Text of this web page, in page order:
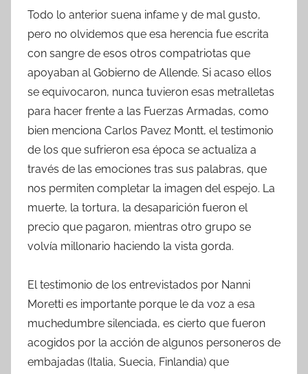
Todo lo anterior suena infame y de mal gusto,
pero no olvidemos que esa herencia fue escrita
con sangre de esos otros compatriotas que
apoyaban al Gobierno de Allende. Si acaso ellos
se equivocaron, nunca tuvieron esas metralletas
para hacer frente a las Fuerzas Armadas, como
bien menciona Carlos Pavez Montt, el testimonio
de los que sufrieron esa época se actualiza a
través de las emociones tras sus palabras, que
nos permiten completar la imagen del espejo. La
muerte, la tortura, la desaparición fueron el
precio que pagaron, mientras otro grupo se
volvía millonario haciendo la vista gorda.
El testimonio de los entrevistados por Nanni
Moretti es importante porque le da voz a esa
muchedumbre silenciada, es cierto que fueron
acogidos por la acción de algunos personeros de
embajadas (Italia, Suecia, Finlandia) que